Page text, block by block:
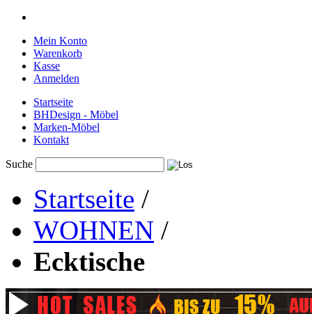
Mein Konto
Warenkorb
Kasse
Anmelden
Startseite
BHDesign - Möbel
Marken-Möbel
Kontakt
Suche
Startseite /
WOHNEN /
Ecktische